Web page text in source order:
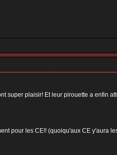
super plaisir! Et leur pirouette a enfin
pour les CE!! (quoiqu'aux CE y'aura